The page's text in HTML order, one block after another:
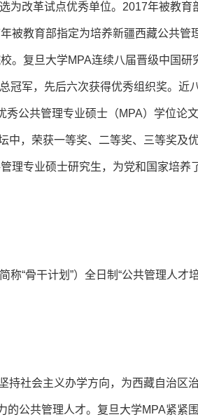
为改革试点优秀单位。2017年被教育
被教育部指定为培养新疆西藏公共管
。复旦大学MPA连续八届晋级中国研
冠军，先后六次获得优秀组织奖。近
秀公共管理专业硕士（MPA）学位论
中，荣获一等奖、二等奖、三等奖及
理专业硕士研究生，为党和国家培养
“骨干计划”）全日制“公共管理人才
持社会主义办学方向，为西藏自治区
公共管理人才。复旦大学MPA紧紧